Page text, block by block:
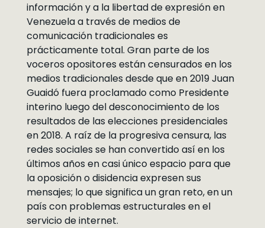
información y a la libertad de expresión en
Venezuela a través de medios de
comunicación tradicionales es
prácticamente total. Gran parte de los
voceros opositores están censurados en los
medios tradicionales desde que en 2019 Juan
Guaidó fuera proclamado como Presidente
interino luego del desconocimiento de los
resultados de las elecciones presidenciales
en 2018. A raíz de la progresiva censura, las
redes sociales se han convertido así en los
últimos años en casi único espacio para que
la oposición o disidencia expresen sus
mensajes; lo que significa un gran reto, en un
país con problemas estructurales en el
servicio de internet.